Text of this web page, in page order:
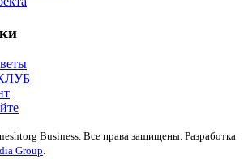
Business. Все права защищены. Разработка
Group.